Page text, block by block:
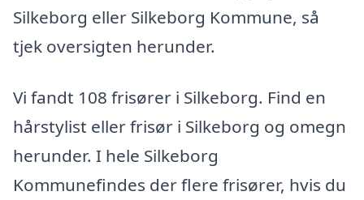
Silkeborg eller Silkeborg Kommune, så
tjek oversigten herunder.
Vi fandt 108 frisører i Silkeborg. Find en
hårstylist eller frisør i Silkeborg og omegn
herunder. I hele Silkeborg
Kommunefindes der flere frisører, hvis du